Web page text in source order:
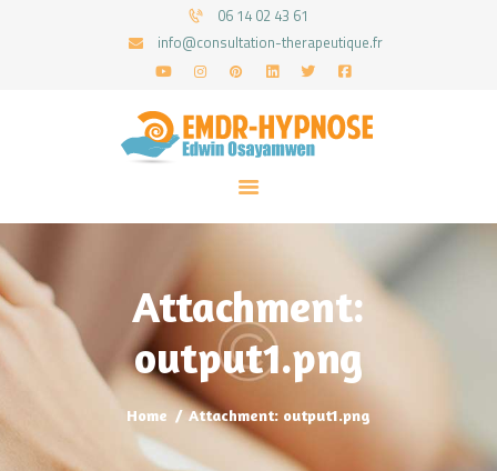
06 14 02 43 61
info@consultation-therapeutique.fr
Attachment:
output1.png
Home Attachment: output1.png
ACCUEIL
MON APPROCHE
ARTICLES
CONSULTATIONS
PRENEZ UN RDV